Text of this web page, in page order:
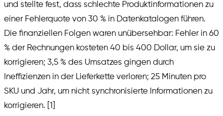
und stellte fest, dass schlechte Produktinformationen zu
einer Fehlerquote von 30 % in Datenkatalogen führen.
Die finanziellen Folgen waren unübersehbar: Fehler in 60
% der Rechnungen kosteten 40 bis 400 Dollar, um sie zu
korrigieren; 3,5 % des Umsatzes gingen durch
Ineffizienzen in der Lieferkette verloren; 25 Minuten pro
SKU und Jahr, um nicht synchronisierte Informationen zu
korrigieren. [1]